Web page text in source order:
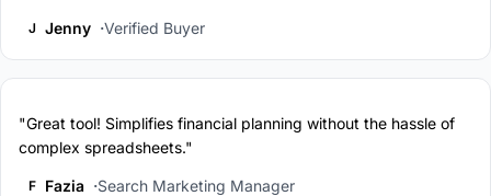
J Jenny Verified Buyer
"Great tool! Simplifies financial planning without the hassle of
complex spreadsheets."
F Fazia Search Marketing Manager